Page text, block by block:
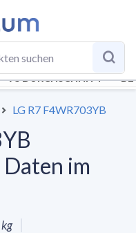
VS DURCHSCHNITT
LG R7 F4WR703YB
im
kg